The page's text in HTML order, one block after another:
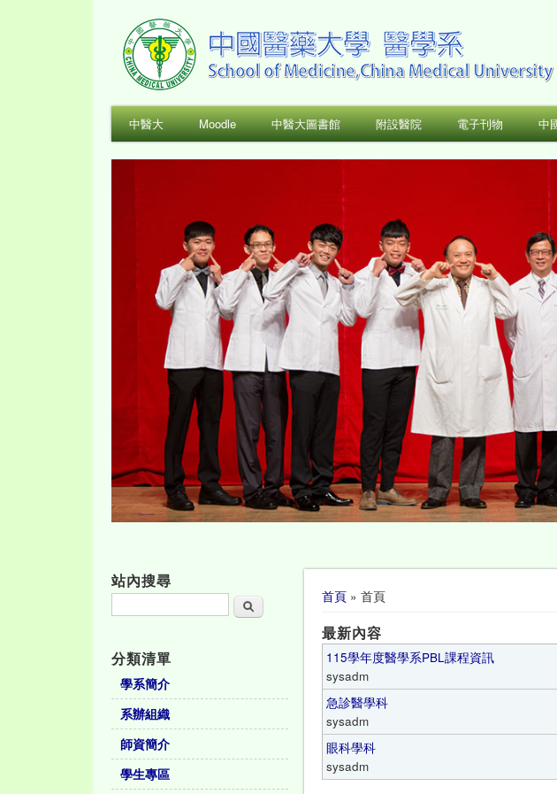
中醫大 Moodle 中醫大圖書館 附設醫院 電子刊物 中
您在這裡
首頁 » 首頁
最新內容
115學年度醫學系PBL課程資訊
sysadm
急診醫學科
sysadm
眼科學科
sysadm
站內搜尋
搜尋
分類清單
學系簡介
系辦組織
師資簡介
學生專區